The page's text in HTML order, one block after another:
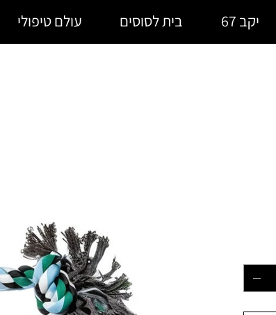
יקב 67 בית לסוסים עולם טיפולי